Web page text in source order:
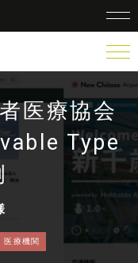
医療協会
Type
医療機関